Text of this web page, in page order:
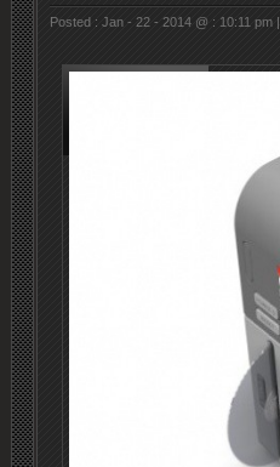
Posted : Jan - 22 - 2014 @ : 10:11 pm |